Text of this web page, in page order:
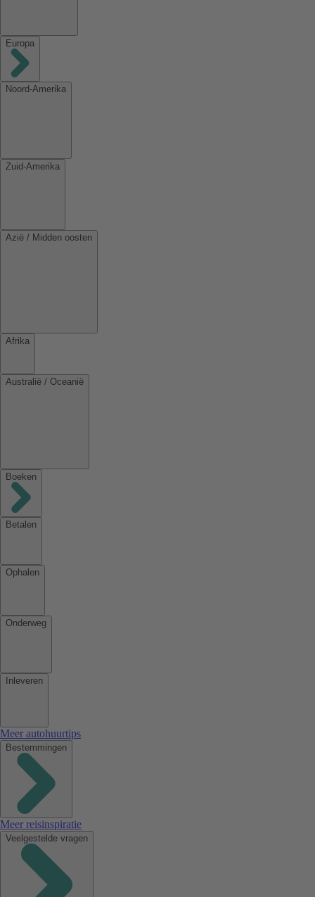
Europa
Noord-Amerika
Zuid-Amerika
Azië / Midden oosten
Afrika
Australië / Oceanië
Boeken
Betalen
Ophalen
Onderweg
Inleveren
Meer autohuurtips
Bestemmingen
Meer reisinspiratie
Veelgestelde vragen